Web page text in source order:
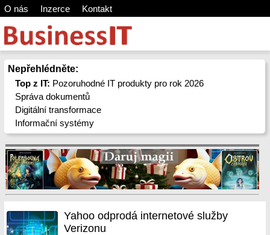
O nás Inzerce Kontakt
Nepřehlédněte:
Top z IT: Pozoruhodné IT produkty pro rok 2026
Správa dokumentů
Digitální transformace
Informační systémy
Yahoo odprodá internetové služby
Verizonu